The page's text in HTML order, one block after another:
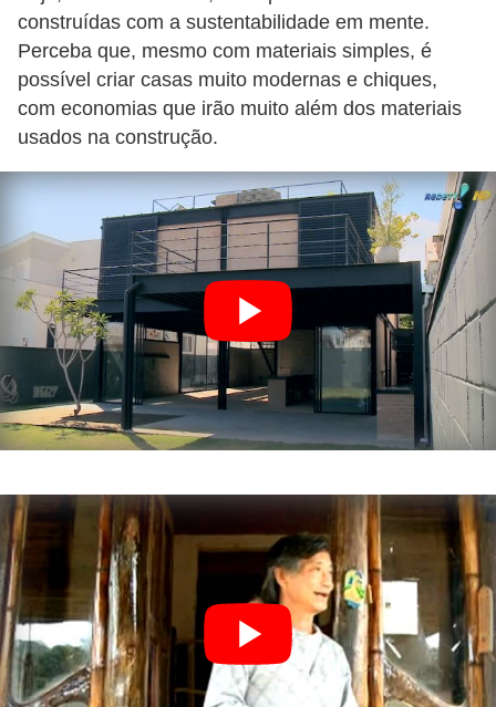
construídas com a sustentabilidade em mente.
Perceba que, mesmo com materiais simples, é
possível criar casas muito modernas e chiques,
com economias que irão muito além dos materiais
usados na construção.